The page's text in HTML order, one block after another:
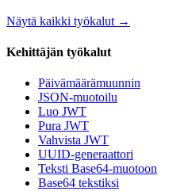
Näytä kaikki työkalut →
Kehittäjän työkalut
Päivämäärämuunnin
JSON-muotoilu
Luo JWT
Pura JWT
Vahvista JWT
UUID-generaattori
Teksti Base64-muotoon
Base64 tekstiksi